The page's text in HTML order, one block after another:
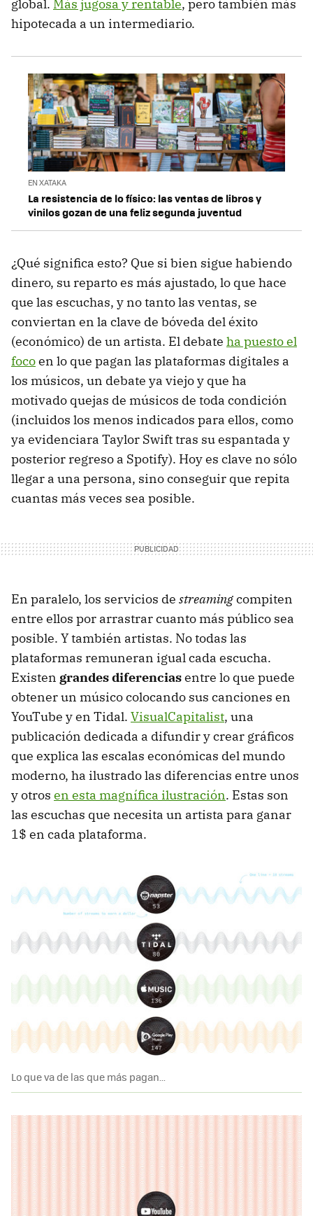
global. Más jugosa y rentable, pero también más
hipotecada a un intermediario.
EN XATAKA
La resistencia de lo físico: las ventas de libros y
vinilos gozan de una feliz segunda juventud
¿Qué significa esto? Que si bien sigue habiendo
dinero, su reparto es más ajustado, lo que hace
que las escuchas, y no tanto las ventas, se
conviertan en la clave de bóveda del éxito
(económico) de un artista. El debate ha puesto el
focoen lo que pagan las plataformas digitales a
los músicos, un debate ya viejo y que ha
motivado quejas de músicos de toda condición
(incluidos los menos indicados para ellos, como
ya evidenciara Taylor Swift tras su espantada y
posterior regreso a Spotify). Hoy es clave no sólo
llegar a una persona, sino conseguir que repita
cuantas más veces sea posible.
En paralelo, los servicios de streamingcompiten
entre ellos por arrastrar cuanto más público sea
posible. Y también artistas. No todas las
plataformas remuneran igual cada escucha.
Existen grandes diferenciasentre lo que puede
obtener un músico colocando sus canciones en
YouTube y en Tidal. VisualCapitalist, una
publicación dedicada a difundir y crear gráficos
que explica las escalas económicas del mundo
moderno, ha ilustrado las diferencias entre unos
y otros en esta magnífica ilustración. Estas son
las escuchas que necesita un artista para ganar
1$ en cada plataforma.
Lo que va de las que más pagan...